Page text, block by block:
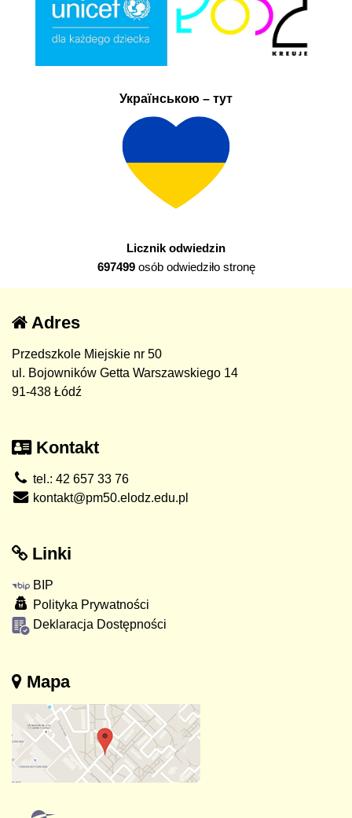
Українською – тут
Licznik odwiedzin
697499osób odwiedziło stronę
Adres
Przedszkole Miejskie nr 50
ul. Bojowników Getta Warszawskiego 14
91-438 Łódź
Kontakt
tel.: 42 657 33 76
kontakt@pm50.elodz.edu.pl
Linki
BIP
Polityka Prywatności
Deklaracja Dostępności
Mapa